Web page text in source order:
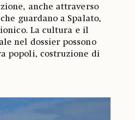
anche attraverso
guardano a Spalato,
La cultura e il
nel dossier possono
popoli, costruzione di